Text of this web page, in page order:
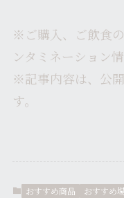
※ご購入、ご飲食
ンタミネーション
※記事内容は、公
す。
おすすめ商品 おすすめ